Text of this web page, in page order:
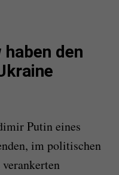
den
Putin eines
im politischen